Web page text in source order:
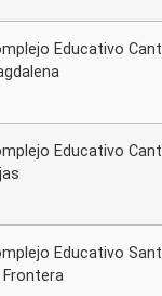
Educativo
Educativo
Educativo
Frontera